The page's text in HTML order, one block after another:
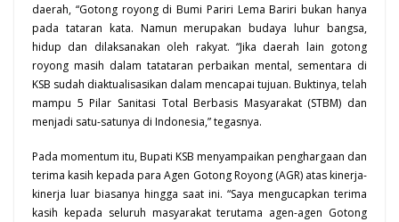
daerah, “Gotong royong di Bumi Pariri Lema Bariri bukan hanya
pada tataran kata. Namun merupakan budaya luhur bangsa,
hidup dan dilaksanakan oleh rakyat. “Jika daerah lain gotong
royong masih dalam tatataran perbaikan mental, sementara di
KSB sudah diaktualisasikan dalam mencapai tujuan. Buktinya, telah
mampu 5 Pilar Sanitasi Total Berbasis Masyarakat (STBM) dan
menjadi satu-satunya di Indonesia,” tegasnya.
Pada momentum itu, Bupati KSB menyampaikan penghargaan dan
terima kasih kepada para Agen Gotong Royong (AGR) atas kinerja-
kinerja luar biasanya hingga saat ini. “Saya mengucapkan terima
kasih kepada seluruh masyarakat terutama agen-agen Gotong